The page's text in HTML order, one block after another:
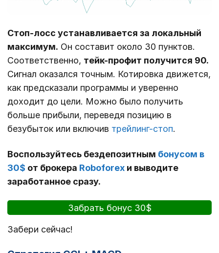
Стоп-лосс устанавливается за локальный
максимум. Он составит около 30 пунктов.
Соответственно, тейк-профит получится 90.
Сигнал оказался точным. Котировка движется,
как предсказали программы и уверенно
доходит до цели. Можно было получить
больше прибыли, переведя позицию в
безубыток или включив трейлинг-стоп.
Воспользуйтесь бездепозитным бонусом в
30$ от брокера Roboforex и выводите
заработанное сразу.
Забрать бонус 30$
Забери сейчас!